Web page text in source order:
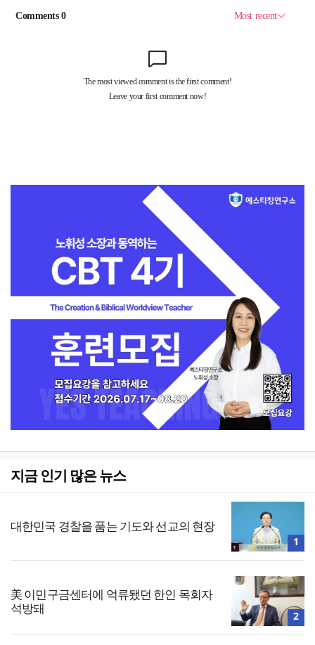
지금 인기 많은 뉴스
대한민국 경찰을 품는 기도와 선교의 현장
1
美 이민구금센터에 억류됐던 한인 목회자
석방돼
2